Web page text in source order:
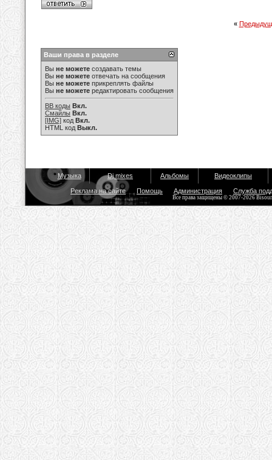
«
Ваши права в разделе
Вы не можете создавать темы
Вы не можете отвечать на сообщения
Вы не можете прикреплять файлы
Вы не можете редактировать сообщения
BB коды Вкл.
Смайлы Вкл.
[IMG] код Вкл.
HTML код Выкл.
Музыка Dj mixes Альбомы Видеоклипы
Реклама на сайте Помощь Администрация Служба
Все права защищены © 2007-2026